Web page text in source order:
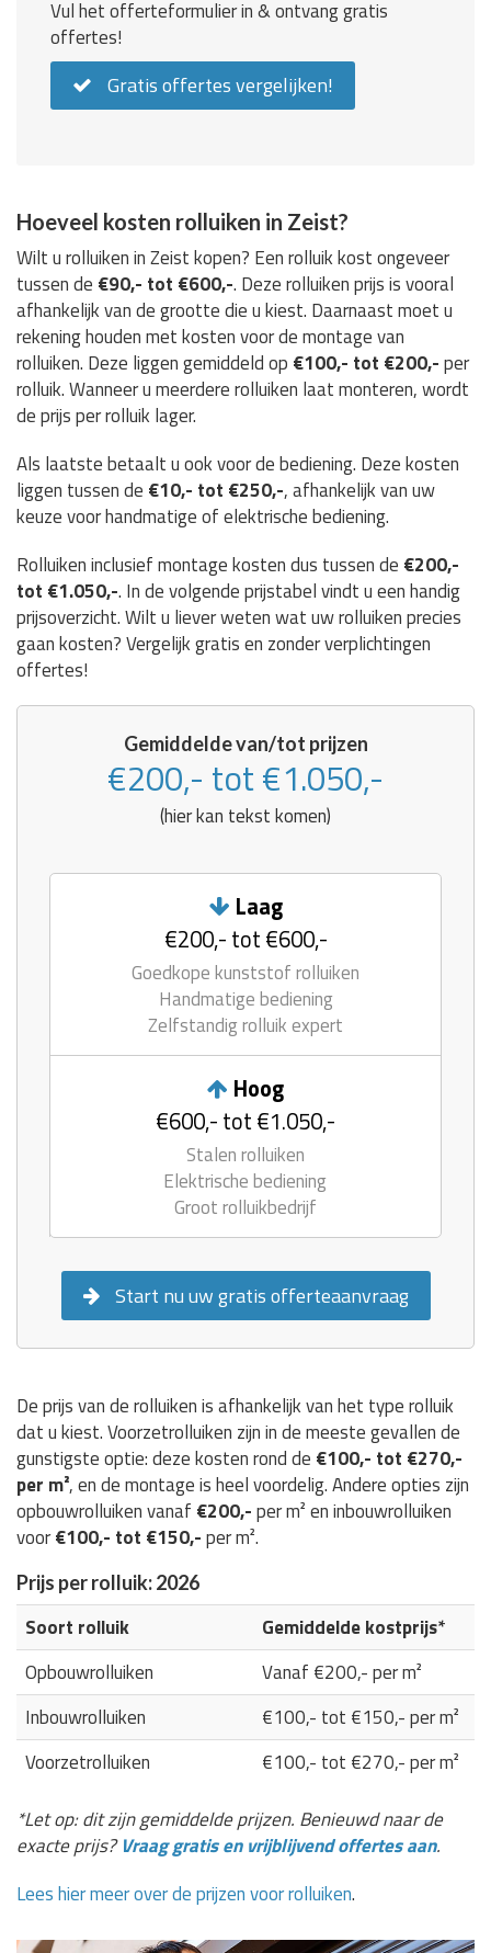
Vul het offerteformulier in & ontvang gratis
offertes!
Gratis offertes vergelijken!
Hoeveel kosten rolluiken in Zeist?
Wilt u rolluiken in Zeist kopen? Een rolluik kost ongeveer
tussen de €90,- tot €600,-. Deze rolluiken prijs is vooral
afhankelijk van de grootte die u kiest. Daarnaast moet u
rekening houden met kosten voor de montage van
rolluiken. Deze liggen gemiddeld op €100,- tot €200,-per
rolluik. Wanneer u meerdere rolluiken laat monteren, wordt
de prijs per rolluik lager.
Als laatste betaalt u ook voor de bediening. Deze kosten
liggen tussen de €10,- tot €250,-, afhankelijk van uw
keuze voor handmatige of elektrische bediening.
Rolluiken inclusief montage kosten dus tussen de €200,-
tot €1.050,-. In de volgende prijstabel vindt u een handig
prijsoverzicht. Wilt u liever weten wat uw rolluiken precies
gaan kosten? Vergelijk gratis en zonder verplichtingen
offertes!
Gemiddelde van/tot prijzen
€200,- tot €1.050,-
(hier kan tekst komen)
Laag
€200,- tot €600,-
Goedkope kunststof rolluiken
Handmatige bediening
Zelfstandig rolluik expert
Hoog
€600,- tot €1.050,-
Stalen rolluiken
Elektrische bediening
Groot rolluikbedrijf
Start nu uw gratis offerteaanvraag
De prijs van de rolluiken is afhankelijk van het type rolluik
dat u kiest. Voorzetrolluiken zijn in de meeste gevallen de
gunstigste optie: deze kosten rond de €100,- tot €270,-
per m², en de montage is heel voordelig. Andere opties zijn
opbouwrolluiken vanaf €200,-per m² en inbouwrolluiken
voor€100,- tot €150,-per m².
Prijs per rolluik: 2026
Soort rolluik
Gemiddelde kostprijs*
Opbouwrolluiken
Vanaf €200,- per m²
Inbouwrolluiken
€100,- tot €150,- per m²
Voorzetrolluiken
€100,- tot €270,- per m²
*Let op: dit zijn gemiddelde prijzen. Benieuwd naar de
exacte prijs?Vraag gratis en vrijblijvend offertes aan.
Lees hier meer over de prijzen voor rolluiken.